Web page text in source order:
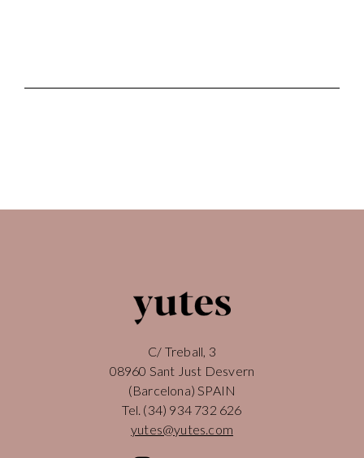
C/ Treball, 3
08960 Sant Just Desvern
(Barcelona) SPAIN
Tel. (34) 934 732 626
yutes@yutes.com